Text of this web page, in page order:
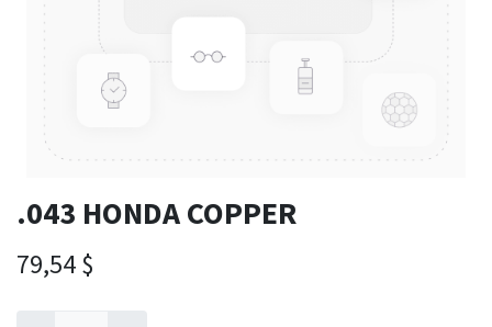
.043 HONDA COPPER
79,54 $